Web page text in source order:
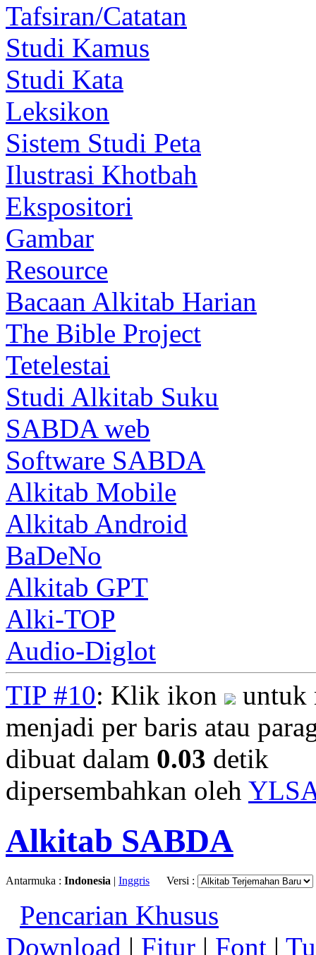
Tafsiran/Catatan
Studi Kamus
Studi Kata
Leksikon
Sistem Studi Peta
Ilustrasi Khotbah
Ekspositori
Gambar
Resource
Bacaan Alkitab Harian
The Bible Project
Tetelestai
Studi Alkitab Suku
SABDA web
Software SABDA
Alkitab Mobile
Alkitab Android
BaDeNo
Alkitab GPT
Alki-TOP
Audio-Diglot
TIP #10: Klik ikon
untuk
menjadi per baris atau
dibuat dalam 0.03 detik
dipersembahkan oleh
Alkitab SABDA
Antarmuka : Indonesia | Inggris Versi :
Pencarian Khusus
Download | Fitur | Font |